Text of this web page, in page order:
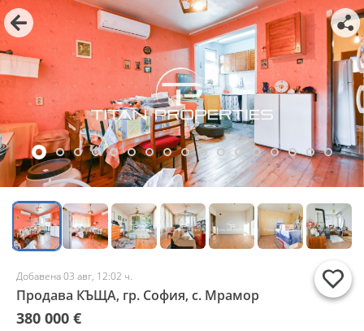
Добавена 03 авг, 12:02 ч.
Продава КЪЩА, гр. София, с. Мрамор
380 000 €